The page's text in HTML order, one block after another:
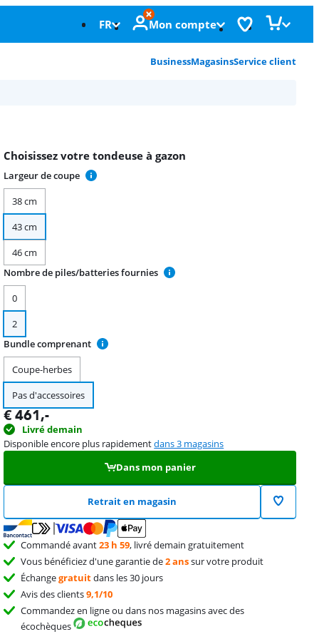
FR Mon compte
BusinessMagasinsService client
Choisissez votre tondeuse à gazon
Largeur de coupe
38 cm
43 cm
46 cm
Nombre de piles/batteries fournies
0
2
Bundle comprenant
Coupe-herbes
Pas d'accessoires
€461,-
Livré demain
Disponible encore plus rapidementdans 3 magasins
Dans mon panier
Retrait en magasin
Commandé avant23 h 59, livré demain gratuitement
Vous bénéficiez d'une garantie de2 anssur votre produit
Échangegratuitdans les 30 jours
Avis des clients9,1/10
Commandez en ligne ou dans nos magasins avec des
écochèques